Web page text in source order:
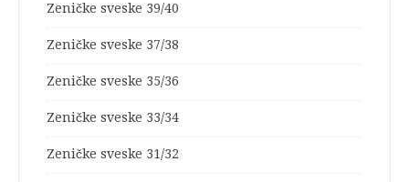
Zeničke sveske 39/40
Zeničke sveske 37/38
Zeničke sveske 35/36
Zeničke sveske 33/34
Zeničke sveske 31/32